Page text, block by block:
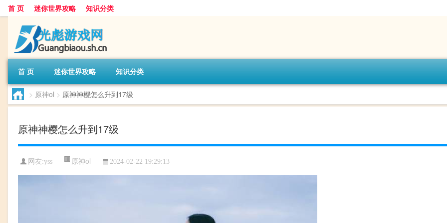
首 页 迷你世界攻略 知识分类
首 页 迷你世界攻略 知识分类
> 原神ol > 原神神樱怎么升到17级
原神神樱怎么升到17级
网友:yss 原神ol 2024-02-22 19:29:13